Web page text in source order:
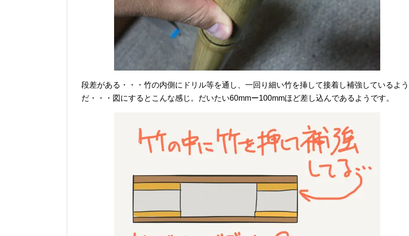
段差がある・・・竹の内側にドリル等を通し、一回り細い竹を挿して接着し補強しているよう
だ・・・図にするとこんな感じ。だいたい60mmー100mmほど差し込んであるようです。